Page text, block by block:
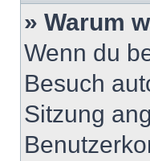
» Warum
Wenn du
Besuch
Sitzung